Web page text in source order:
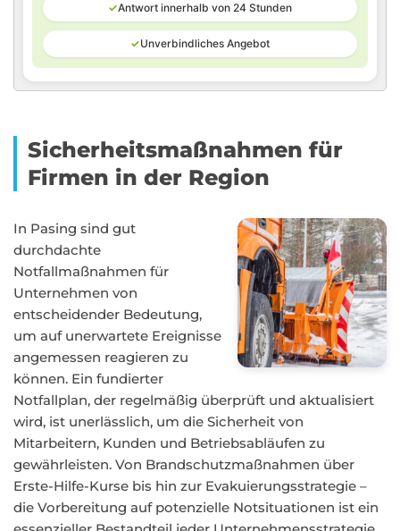
✓Antwort innerhalb von 24 Stunden
✓Unverbindliches Angebot
Sicherheitsmaßnahmen für
Firmen in der Region
In Pasing sind gut
durchdachte
Notfallmaßnahmen für
Unternehmen von
entscheidender Bedeutung,
um auf unerwartete Ereignisse
angemessen reagieren zu
können. Ein fundierter
Notfallplan, der regelmäßig überprüft und aktualisiert
wird, ist unerlässlich, um die Sicherheit von
Mitarbeitern, Kunden und Betriebsabläufen zu
gewährleisten. Von Brandschutzmaßnahmen über
Erste-Hilfe-Kurse bis hin zur Evakuierungsstrategie –
die Vorbereitung auf potenzielle Notsituationen ist ein